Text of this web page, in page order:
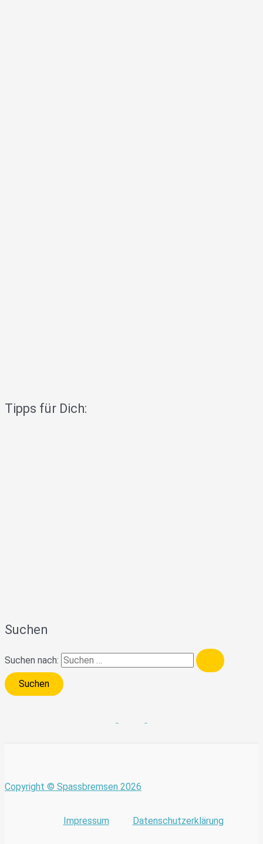
Tipps für Dich:
Suchen
Suchen nach:
Copyright © Spassbremsen 2026
Impressum Datenschutzerklärung